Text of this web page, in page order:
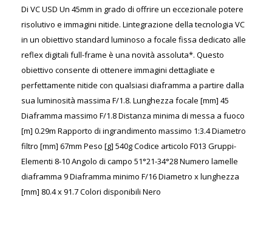
Di VC USD Un 45mm in grado di offrire un eccezionale potere
risolutivo e immagini nitide. Lintegrazione della tecnologia VC
in un obiettivo standard luminoso a focale fissa dedicato alle
reflex digitali full-frame è una novità assoluta*. Questo
obiettivo consente di ottenere immagini dettagliate e
perfettamente nitide con qualsiasi diaframma a partire dalla
sua luminosità massima F/1.8. Lunghezza focale [mm] 45
Diaframma massimo F/1.8 Distanza minima di messa a fuoco
[m] 0.29m Rapporto di ingrandimento massimo 1:3.4 Diametro
filtro [mm] 67mm Peso [g] 540g Codice articolo F013 Gruppi-
Elementi 8-10 Angolo di campo 51°21-34°28 Numero lamelle
diaframma 9 Diaframma minimo F/16 Diametro x lunghezza
[mm] 80.4 x 91.7 Colori disponibili Nero